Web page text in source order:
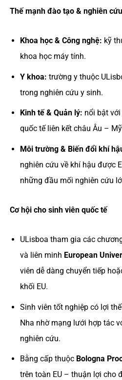
Thế mạnh đào tạo & nghiên cứu
Khoa học & Công nghệ: kỹ
khoa học máy tính.
Y khoa: trường y thuộc
trong nghiên cứu y sinh.
Kinh tế & Quản lý: nổi bật
quốc tế liên kết châu Âu –
Môi trường & Biến đổi khí
nghiên cứu về khí hậu được
những đầu mối nghiên cứu
Cơ hội cho sinh viên quốc tế
ULisboa tham gia các
và liên minh European
viên dễ dàng chuyển tiếp
khối EU.
Sinh viên tốt nghiệp có lợi
Nha nhờ mạng lưới hợp tác
nghiên cứu.
Bằng cấp thuộc Bologna
trên toàn EU – thuận lợi cho